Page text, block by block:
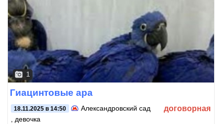
1
Гиацинтовые ара
18.11.2025 в 14:50
Александровский сад
, девочка
договорная